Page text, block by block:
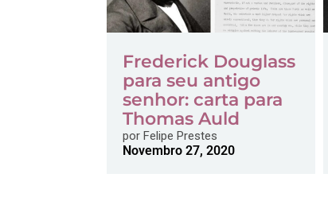
Frederick Douglass
para seu antigo
senhor: carta para
Thomas Auld
por Felipe Prestes
Novembro 27, 2020